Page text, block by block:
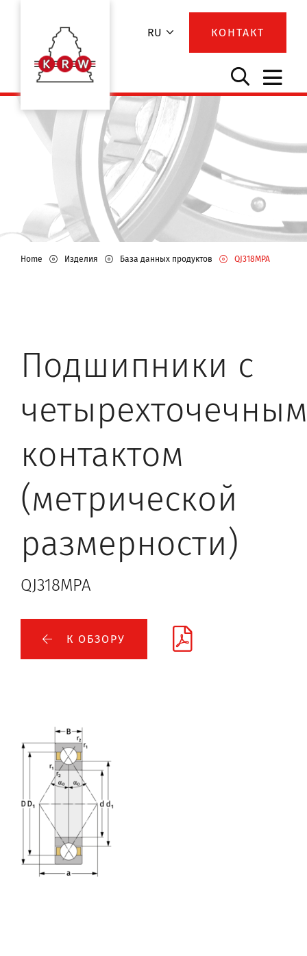
RU КОНТАКТ
Home Изделия База данных продуктов QJ318MPA
Подшипники с
четырехточечным
контактом
(метрической
размерности)
QJ318MPA
К ОБЗОРУ